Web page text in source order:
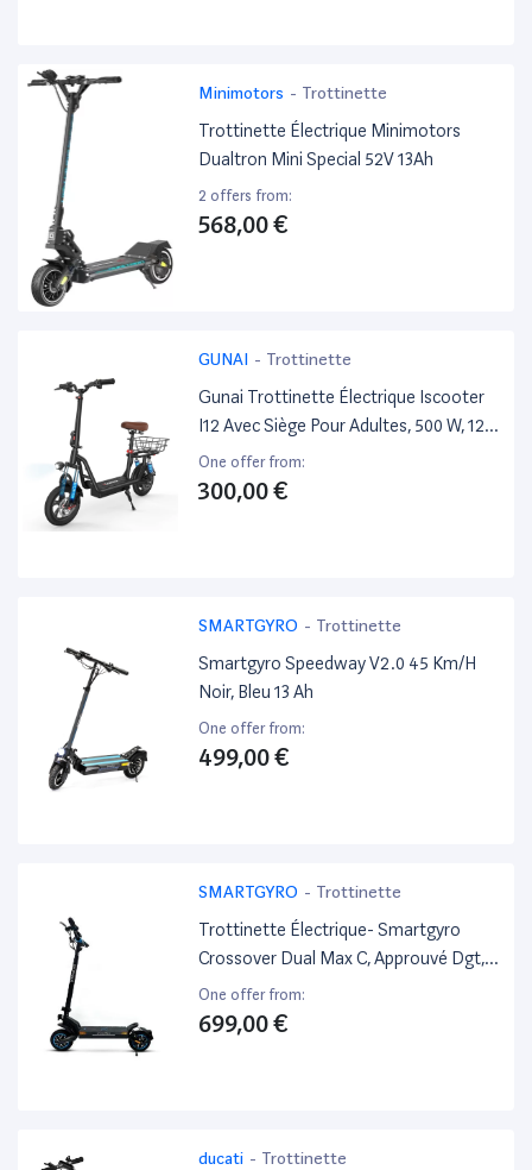
Minimotors - Trottinette
Trottinette Électrique Minimotors
Dualtron Mini Special 52V 13Ah
2 offers from:
568,00 €
GUNAI - Trottinette
Gunai Trottinette Électrique Iscooter
I12 Avec Siège Pour Adultes, 500 W, 12
Pouces, Double Suspension, Pour Les
Déplacements En Ville, Avec Panier-
One offer from:
300,00 €
SMARTGYRO - Trottinette
Smartgyro Speedway V2.0 45 Km/H
Noir, Bleu 13 Ah
One offer from:
499,00 €
SMARTGYRO - Trottinette
Trottinette Électrique- Smartgyro
Crossover Dual Max C, Approuvé Dgt,
Puissance Maximale 1000W, 25Km/H -
Excellent État
One offer from:
699,00 €
ducati - Trottinette